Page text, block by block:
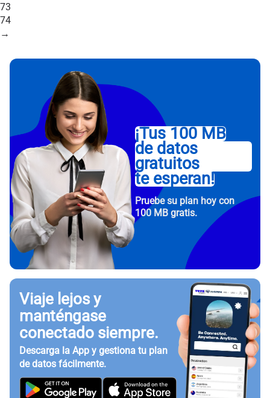
73
74
→
¡Tus 100 MB
de datos
gratuitos
te esperan!
Pruebe su plan hoy con
100 MB gratis.
Viaje lejos y
manténgase
conectado siempre.
Descarga la App y gestiona tu plan
de datos fácilmente.